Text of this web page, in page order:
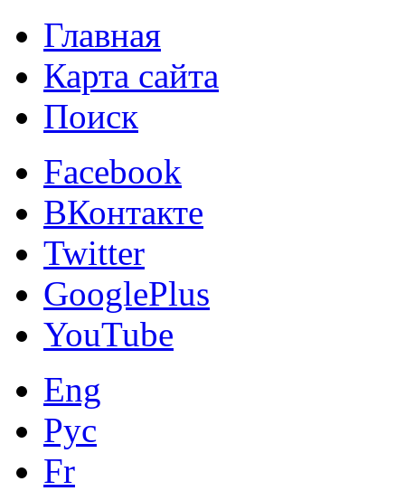
Главная
Карта сайта
Поиск
Facebook
ВКонтакте
Twitter
GooglePlus
YouTube
Eng
Рус
Fr